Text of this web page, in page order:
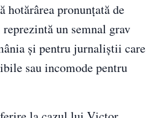
hotărârea pronunțată de
reprezintă un semnal grav
și pentru jurnaliștii care
sau incomode pentru